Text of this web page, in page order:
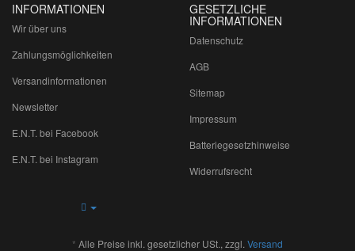
INFORMATIONEN
Wir über uns
Zahlungsmöglichkeiten
Versandinformationen
Newsletter
E.N.T. bei Facebook
E.N.T. bei Instagram
GESETZLICHE
INFORMATIONEN
Datenschutz
AGB
Sitemap
Impressum
Batteriegesetzhinweise
Widerrufsrecht
* Alle Preise inkl. gesetzlicher USt., zzgl. Versand